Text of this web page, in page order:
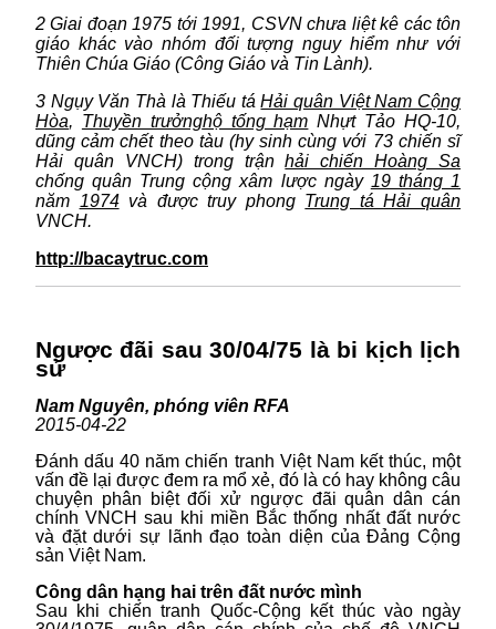
2 Giai đoạn 1975 tới 1991, CSVN chưa liệt kê các tôn
giáo khác vào nhóm đối tượng nguy hiểm như với
Thiên Chúa Giáo (Công Giáo và Tin Lành).
3 Ngụy Văn Thà là Thiếu táHải quân Việt Nam Cộng
Hòa, Thuyền trưởnghộ tống hạm Nhựt Tảo HQ-10,
dũng cảm chết theo tàu (hy sinh cùng với 73 chiến sĩ
Hải quân VNCH) trong trậnhải chiến Hoàng Sa
chống quân Trung cộng xâm lược ngày 19 tháng 1
năm 1974và được truy phong Trung tá Hải quân
VNCH.
http://bacaytruc.com
Ngược đãi sau 30/04/75 là bi kịch lịch
sử
Nam Nguyên, phóng viên RFA
2015-04-22
Đánh dấu 40 năm chiến tranh Việt Nam kết thúc, một
vấn đề lại được đem ra mổ xẻ, đó là có hay không câu
chuyện phân biệt đối xử ngược đãi quân dân cán
chính VNCH sau khi miền Bắc thống nhất đất nước
và đặt dưới sự lãnh đạo toàn diện của Đảng Cộng
sản Việt Nam.
Công dân hạng hai trên đất nước mình
Sau khi chiến tranh Quốc-Cộng kết thúc vào ngày